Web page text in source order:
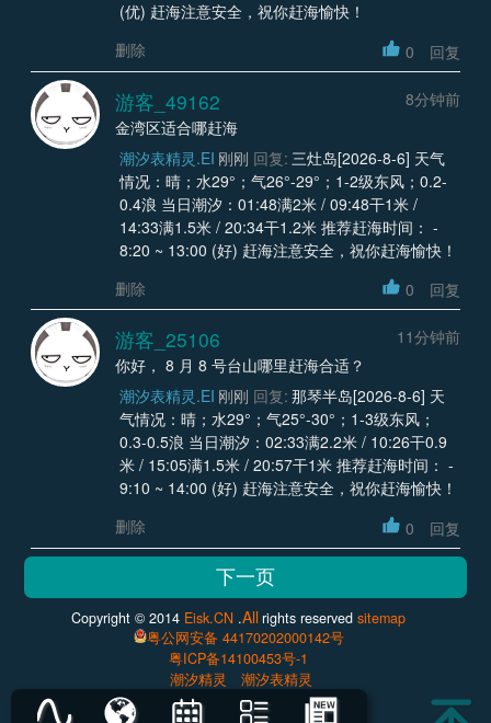
(优) 赶海注意安全，祝你赶海愉快！
删除
0 回复
游客_49162
8分钟前
金湾区适合哪赶海
潮汐表精灵.EI 刚刚 回复: 三灶岛[2026-8-6] 天气
情况：晴；水29°；气26°-29°；1-2级东风；0.2-
0.4浪 当日潮汐：01:48满2米 / 09:48干1米 /
14:33满1.5米 / 20:34干1.2米 推荐赶海时间： -
8:20 ~ 13:00 (好) 赶海注意安全，祝你赶海愉快！
删除
0 回复
游客_25106
11分钟前
你好， 8 月 8 号台山哪里赶海合适？
潮汐表精灵.EI 刚刚 回复: 那琴半岛[2026-8-6] 天
气情况：晴；水29°；气25°-30°；1-3级东风；
0.3-0.5浪 当日潮汐：02:33满2.2米 / 10:26干0.9
米 / 15:05满1.5米 / 20:57干1米 推荐赶海时间： -
9:10 ~ 14:00 (好) 赶海注意安全，祝你赶海愉快！
删除
0 回复
Copyright © 2014 Eisk.CN .Allrights reservedsitemap
粤公网安备 44170202000142号
粤ICP备14100453号-1
潮汐精灵
潮汐表精灵